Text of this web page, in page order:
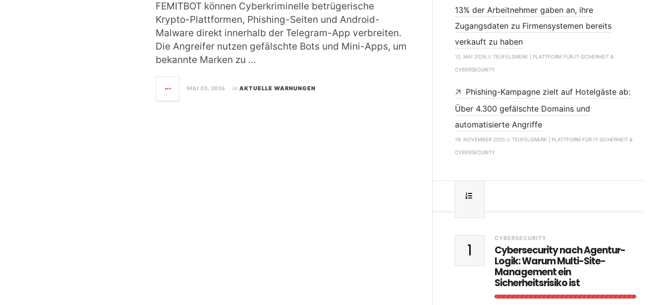
FEMITBOT können Cyberkriminelle betrügerische
Krypto-Plattformen, Phishing-Seiten und Android-
Malware direkt innerhalb der Telegram-App verbreiten.
Die Angreifer nutzen gefälschte Bots und Mini-Apps, um
bekannte Marken zu …
MAI 03, 2026 in AKTUELLE WARNUNGEN
13% der Arbeitnehmer gaben an, ihre
Zugangsdaten zu Firmensystemen bereits
verkauft zu haben
12. MAI 2026 // TEUFELSWERK | PLATTFORM FÜR IT-SICHERHEIT &
CYBERSECURITY
Phishing-Kampagne zielt auf Hotelgäste ab:
Über 4.300 gefälschte Domains und
automatisierte Angriffe
19. NOVEMBER 2025 // TEUFELSWERK | PLATTFORM FÜR IT-SICHERHEIT &
CYBERSECURITY
1
CYBERSECURITY
Cybersecurity nach Agentur-
Logik: Warum Multi-Site-
Management ein
Sicherheitsrisiko ist